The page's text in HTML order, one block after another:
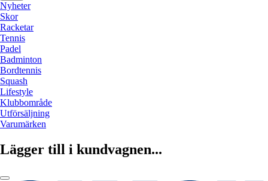
Nyheter
Skor
Racketar
Tennis
Padel
Badminton
Bordtennis
Squash
Lifestyle
Klubbområde
Utförsäljning
Varumärken
Lägger till i kundvagnen...